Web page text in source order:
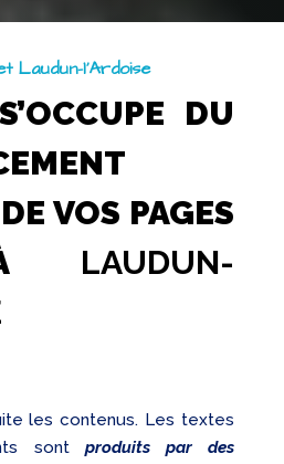
Laudun-l’Ardoise
DU
VOS PAGES
À LAUDUN-
les contenus. Les textes
sont produits par des